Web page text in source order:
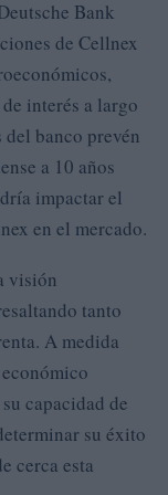
Bank
de Cellnex
interés a largo
del banco prevén
a 10 años
impactar el
en el mercado.
visión
tanto
A medida
capacidad de
su éxito
cerca esta